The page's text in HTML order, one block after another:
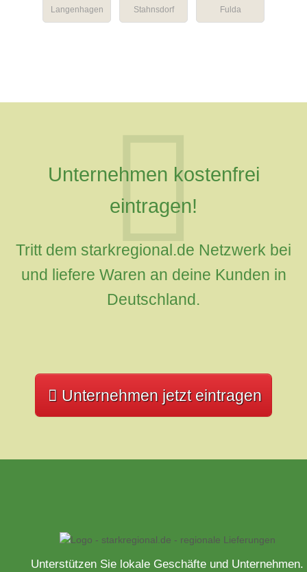
Langenhagen
Stahnsdorf
Fulda
Unternehmen kostenfrei
eintragen!
Tritt dem starkregional.de Netzwerk bei
und liefere Waren an deine Kunden in
Deutschland.
Unternehmen jetzt eintragen
Unterstützen Sie lokale Geschäfte und Unternehmen.